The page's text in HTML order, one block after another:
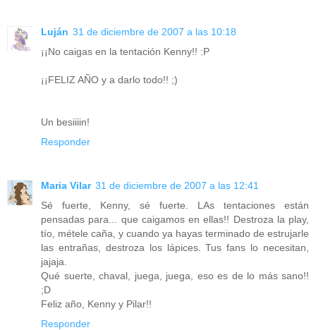
Luján 31 de diciembre de 2007 a las 10:18
¡¡No caigas en la tentación Kenny!! :P
¡¡FELIZ AÑO y a darlo todo!! ;)
Un besiiiin!
Responder
Maria Vilar 31 de diciembre de 2007 a las 12:41
Sé fuerte, Kenny, sé fuerte. LAs tentaciones están
pensadas para... que caigamos en ellas!! Destroza la play,
tío, métele caña, y cuando ya hayas terminado de estrujarle
las entrañas, destroza los lápices. Tus fans lo necesitan,
jajaja.
Qué suerte, chaval, juega, juega, eso es de lo más sano!!
;D
Feliz año, Kenny y Pilar!!
Responder